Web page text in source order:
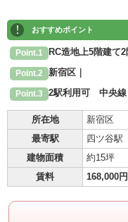
! おすすめポイント
Point.1 RC造地上5階建て
Point.2 新宿区｜
Point.3 2駅利用可 中央線
所在地
新宿区
最寄駅
四ツ谷駅
建物面積
約15坪
賃料
168,000円